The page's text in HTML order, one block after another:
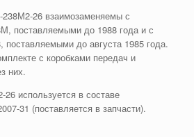
26 взаимозаменяемы с
поставляемыми до 1988 года и с
до августа 1985 года.
с коробками передач и
них.
используется в составе
31 (поставляется в запчасти).